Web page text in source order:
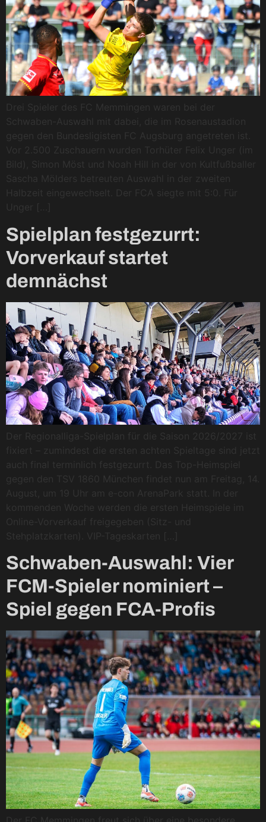
Drei Spieler des FC Memmingen waren bei der
Schwaben-Auswahl mit dabei, die im Rosenaustadion
gegen den Bundesligisten FC Augsburg angetreten ist.
Vor 2.500 Zuschauern wurden Torhüter Felix Unger (im
Bild), Simon Möst und Noah Hill in der von Kultfußballer
Sascha Mölders betreuten Auswahl in der zweiten
Halbzeit eingewechselt. Der FCA siegte mit 5:0. Für
Unger […]
Spielplan festgezurrt:
Vorverkauf startet
demnächst
Der Regionalliga-Spielplan für die Saison 2026/2027 ist
fixiert – zumindest die ersten achten Spieltage sind jetzt
auch final terminlich festgezurrt. Das Top-Heimspiel
gegen den TSV 1860 München findet nun am Freitag, 14.
August, um 19 Uhr am e-con ArenaPark statt. In der
kommenden Woche werden die ersten Heimspiele im
Online-Vorverkauf freigegeben (Sitz- und
Stehplatzkarten). VIP-Tageskarten […]
Schwaben-Auswahl: Vier
FCM-Spieler nominiert –
Spiel gegen FCA-Profis